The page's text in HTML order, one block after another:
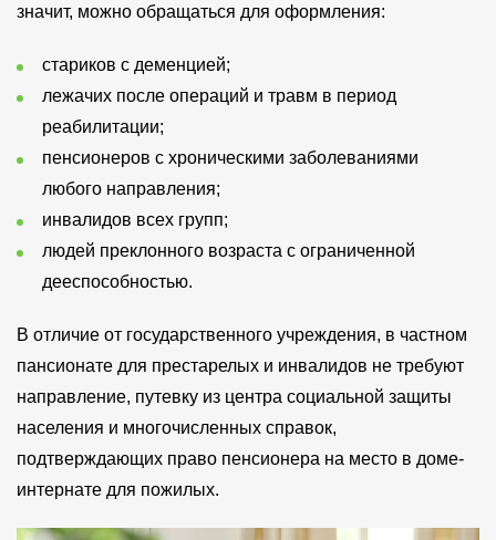
значит, можно обращаться для оформления:
стариков с деменцией;
лежачих после операций и травм в период
реабилитации;
пенсионеров с хроническими заболеваниями
любого направления;
инвалидов всех групп;
людей преклонного возраста с ограниченной
дееспособностью.
В отличие от государственного учреждения, в частном
пансионате для престарелых и инвалидов не требуют
направление, путевку из центра социальной защиты
населения и многочисленных справок,
подтверждающих право пенсионера на место в доме-
интернате для пожилых.